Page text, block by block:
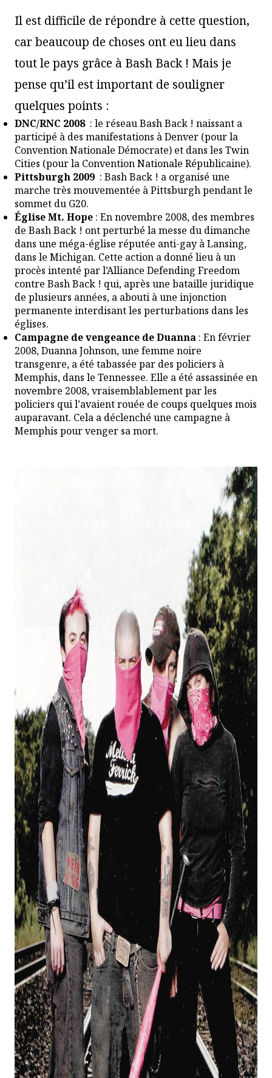
Il est difficile de répondre à cette question,
car beaucoup de choses ont eu lieu dans
tout le pays grâce à Bash Back ! Mais je
pense qu’il est important de souligner
quelques points :
DNC/RNC 2008 : le réseau Bash Back ! naissant a
participé à des manifestations à Denver (pour la
Convention Nationale Démocrate) et dans les Twin
Cities (pour la Convention Nationale Républicaine).
Pittsburgh 2009 : Bash Back ! a organisé une
marche très mouvementée à Pittsburgh pendant le
sommet du G20.
Église Mt. Hope : En novembre 2008, des membres
de Bash Back ! ontperturbé la messe du dimanche
dans une méga-église réputée anti-gay à Lansing,
dans le Michigan. Cette action a donné lieu à un
procès intenté par l’Alliance Defending Freedom
contre Bash Back ! qui, après une bataille juridique
de plusieurs années, a abouti à une injonction
permanente interdisant les perturbations dans les
églises.
Campagne de vengeance de Duanna : En février
2008, Duanna Johnson, une femme noire
transgenre, a été tabassée par des policiers à
Memphis, dans le Tennessee. Elle a été assassinée en
novembre 2008, vraisemblablement par les
policiers qui l’avaient rouée de coups quelques mois
auparavant. Cela a déclenché une campagne à
Memphis pour venger sa mort.